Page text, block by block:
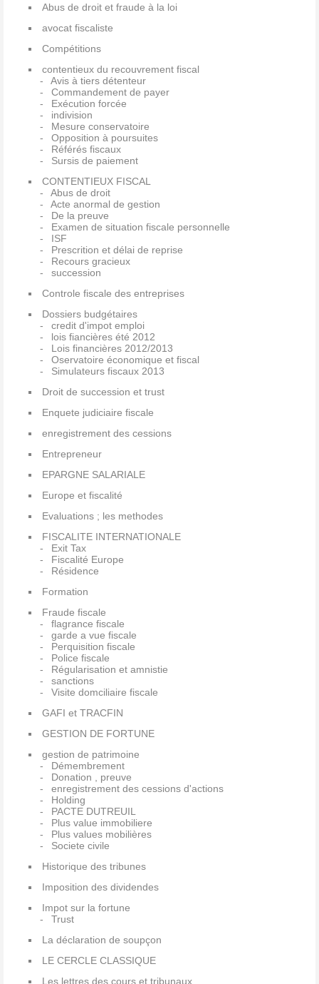
Abus de droit et fraude à la loi
avocat fiscaliste
Compétitions
contentieux du recouvrement fiscal
Avis à tiers détenteur
Commandement de payer
Exécution forcée
indivision
Mesure conservatoire
Opposition à poursuites
Référés fiscaux
Sursis de paiement
CONTENTIEUX FISCAL
Abus de droit
Acte anormal de gestion
De la preuve
Examen de situation fiscale personnelle
ISF
Prescrition et délai de reprise
Recours gracieux
succession
Controle fiscale des entreprises
Dossiers budgétaires
credit d'impot emploi
lois fiancières été 2012
Lois financières 2012/2013
Oservatoire économique et fiscal
Simulateurs fiscaux 2013
Droit de succession et trust
Enquete judiciaire fiscale
enregistrement des cessions
Entrepreneur
EPARGNE SALARIALE
Europe et fiscalité
Evaluations ; les methodes
FISCALITE INTERNATIONALE
Exit Tax
Fiscalité Europe
Résidence
Formation
Fraude fiscale
flagrance fiscale
garde a vue fiscale
Perquisition fiscale
Police fiscale
Régularisation et amnistie
sanctions
Visite domciliaire fiscale
GAFI et TRACFIN
GESTION DE FORTUNE
gestion de patrimoine
Démembrement
Donation , preuve
enregistrement des cessions d'actions
Holding
PACTE DUTREUIL
Plus value immobiliere
Plus values mobilières
Societe civile
Historique des tribunes
Imposition des dividendes
Impot sur la fortune
Trust
La déclaration de soupçon
LE CERCLE CLASSIQUE
Les lettres des cours et tribunaux